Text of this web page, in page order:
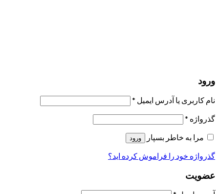
ورود
نام کاربری یا آدرس ایمیل *
گذرواژه *
مرا به خاطر بسپار
ورود
گذرواژه خود را فراموش کرده اید؟
عضویت